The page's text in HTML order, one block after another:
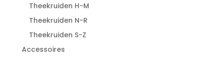
Theekruiden H-M
Theekruiden N-R
Theekruiden S-Z
Accessoires